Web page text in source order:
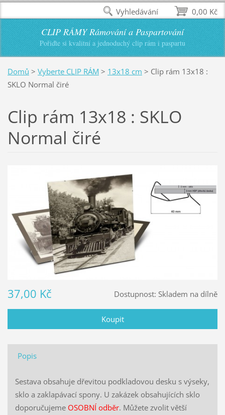
CLIP RÁMY Rámování a Paspartování
Pořiďte si kvalitní a jednoduchý clip rám i paspartu
Domů > Vyberte CLIP RÁM > 13x18 cm > Clip rám 13x18 :
SKLO Normal čiré
Clip rám 13x18 : SKLO
Normal čiré
Dostupnost: Skladem na dílně
37,00 Kč
Popis
Sestava obsahuje dřevitou podkladovou desku s výseky,
sklo a zaklapávací spony. U zakázek obsahujících sklo
doporučujeme OSOBNÍ odběr. Můžete zvolit větší
0,00 Kč
Vyhledávání